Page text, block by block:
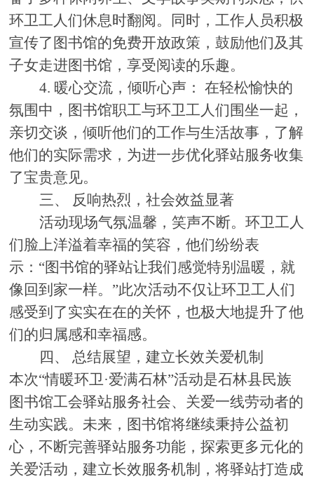
环卫工人们休息时翻阅。同时，工作人员积极
宣传了图书馆的免费开放政策，鼓励他们及其
子女走进图书馆，享受阅读的乐趣。
4. 暖心交流，倾听心声： 在轻松愉快的
氛围中，图书馆职工与环卫工人们围坐一起，
亲切交谈，倾听他们的工作与生活故事，了解
他们的实际需求，为进一步优化驿站服务收集
了宝贵意见。
三、
反响热烈，社会效益显著
活动现场气氛温馨，笑声不断。环卫工人
们脸上洋溢着幸福的笑容，他们纷纷表
示： “图书馆的驿站让我们感觉特别温暖，就
像回到家一样。”此次活动不仅让环卫工人们
感受到了实实在在的关怀，也极大地提升了他
们的归属感和幸福感。
四、
总结展望，建立长效关爱机制
本次“情暖环卫·爱满石林”活动是石林县民族
图书馆工会驿站服务社会、关爱一线劳动者的
生动实践。未来，图书馆将继续秉持公益初
心，不断完善驿站服务功能，探索更多元化的
关爱活动，建立长效服务机制，将驿站打造成